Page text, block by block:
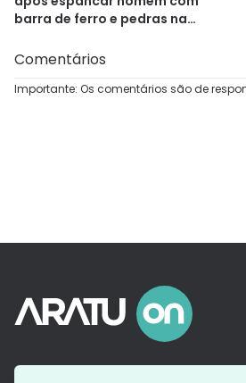
barra de ferro e pedras na
Comentários
Importante: Os comentários são de